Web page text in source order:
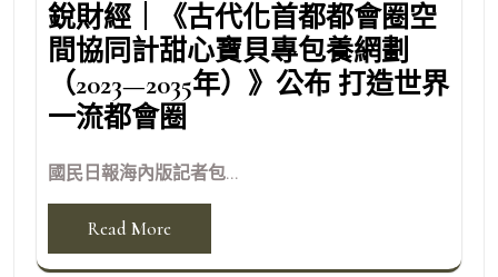
銳財經｜《古代化首都都會圈空
間協同計甜心寶貝專包養網劃
（2023—2035年）》公布 打造世界
一流都會圈
國民日報海內版記者包...
Read More